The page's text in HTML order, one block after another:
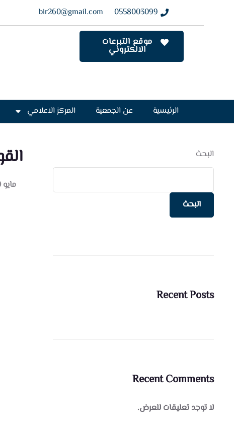
0558003099
bir260@gmail.com
موقع التبرعات
الالكتروني
الرئيسية عن الجمعية المركز الاعلامي
مايو 10, 2023
البحث
البحث
Recent Posts
Recent Comments
لا توجد تعليقات للعرض.